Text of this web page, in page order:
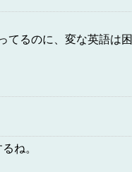
てるのに、変な英語は
ね。